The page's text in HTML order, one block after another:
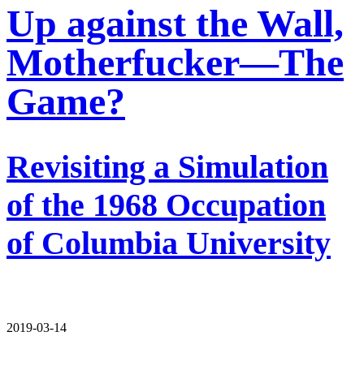
Up against the Wall,
Motherfucker—The
Game?
Revisiting a Simulation
of the 1968 Occupation
of Columbia University
2019-03-14